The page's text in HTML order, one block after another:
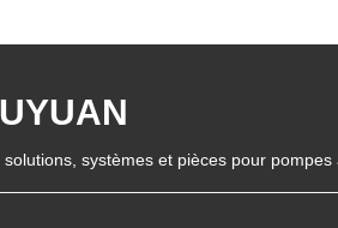
systèmes et pièces pour pompes